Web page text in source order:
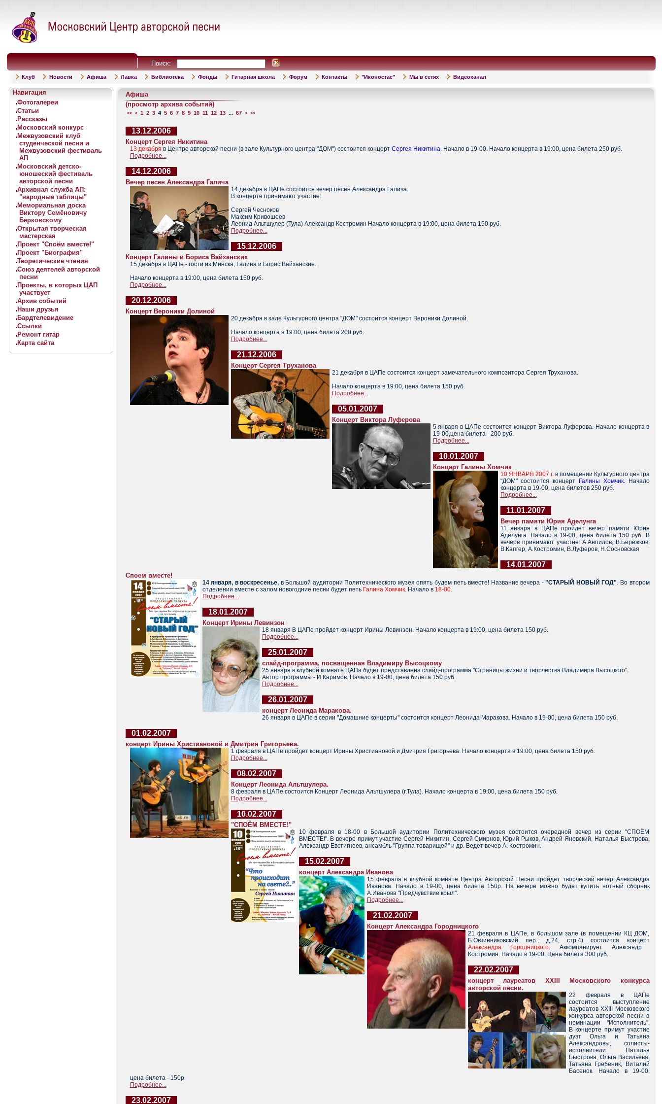
Поиск:
Клуб Новости Афиша Лавка Библиотека Фонды Гитарная школа Форум Контакты "Иконостас" Мы в сетях Видеоканал
Навигация
Фотогалереи
Статьи
Рассказы
Московский конкурс
Межвузовский клуб
студенческой песни и
Межвузовский фестиваль
АП
Московский детско-
юношеский фестиваль
авторской песни
Архивная служба АП:
"народные таблицы"
Мемориальная доска
Виктору Семёновичу
Берковскому
Открытая творческая
мастерская
Проект "Споём вместе!"
Проект "Биография"
Теоретические чтения
Союз деятелей авторской
песни
Проекты, в которых ЦАП
участвует
Архив событий
Наши друзья
Бардтелевидение
Ссылки
Ремонт гитар
Карта сайта
Афиша
(просмотр архива событий)
<< < 1 2 3 4 5 6 7 8 9 10 11 12 13 ... 67 > >>
13.12.2006
Концерт Сергея Никитина
13 декабря в Центре авторской песни (в зале Культурного центра "ДОМ") состоится концерт Сергея Никитина.Начало в 19-00. Начало концерта в 19:00, цена билета 250 руб.
Подробнее...
14.12.2006
Вечер песен Александра Галича
14 декабря в ЦАПе состоится вечер песен Александра Галича.
В концерте принимают участие:
Сергей Чесноков
Максим Кривошеев
Леонид Альтшулер (Тула) Александр Костромин Начало концерта в 19:00, цена билета 150 руб.
Подробнее...
15.12.2006
Концерт Галины и Бориса Вайханских
15 декабря в ЦАПе - гости из Минска, Галина и Борис Вайханские.
Начало концерта в 19:00, цена билета 150 руб.
Подробнее...
20.12.2006
Концерт Вероники Долиной
20 декабря в зале Культурного центра "ДОМ" состоится концерт Вероники Долиной.
Начало концерта в 19:00, цена билета 200 руб.
Подробнее...
21.12.2006
Концерт Сергея Труханова
21 декабря в ЦАПе состоится концерт замечательного композитора Сергея Труханова.
Начало концерта в 19:00, цена билета 150 руб.
Подробнее...
05.01.2007
Концерт Виктора Луферова
5 января в ЦАПе состоится концерт Виктора Луферова. Начало концерта в
19-00,цена билета - 200 руб.
Подробнее...
10.01.2007
Концерт Галины Хомчик
10 ЯНВАРЯ 2007 г.в помещении Культурного центра
"ДОМ" состоится концерт
Галины Хомчик.Начало
концерта в 19-00, цена билетов 250 руб.
Подробнее...
11.01.2007
Вечер памяти Юрия Аделунга
11 января в ЦАПе пройдет вечер памяти Юрия
Аделунга. Начало в 19-00, цена билета 150 руб. В
вечере принимают участие: А.Анпилов, В.Бережков,
В.Капгер, А.Костромин, В.Луферов, Н.Сосновская
14.01.2007
Споем вместе!
14 января, в воскресенье, в Большой аудитории Политехнического музея опять будем петь вместе! Название вечера -"СТАРЫЙ НОВЫЙ ГОД". Во втором
отделении вместе с залом новогодние песни будет петь Галина Хомчик. Начало в 18-00.
Подробнее...
18.01.2007
Концерт Ирины Левинзон
18 января В ЦАПе пройдет концерт Ирины Левинзон. Начало концерта в 19:00, цена билета 150 руб.
Подробнее...
25.01.2007
слайд-программа, посвященная Владимиру Высоцкому
25 января в клубной комнате ЦАПа будет представлена слайд-программа "Страницы жизни и творчества Владимира Высоцкого".
Автор программы - И.Каримов. Начало в 19-00, цена билета 150 руб.
Подробнее...
26.01.2007
концерт Леонида Маракова.
26 января в ЦАПе в серии "Домашние концерты" состоится концерт Леонида Маракова. Начало в 19-00, цена билета 150 руб.
01.02.2007
концерт Ирины Христиановой и Дмитрия Григорьева.
1 февраля в ЦАПе пройдет концерт Ирины Христиановой и Дмитрия Григорьева. Начало концерта в 19:00, цена билета 150 руб.
Подробнее...
08.02.2007
Концерт Леонида Альтшулера.
8 февраля в ЦАПе состоится Концерт Леонида Альтшулера (г.Тула). Начало концерта в 19:00, цена билета 150 руб.
Подробнее...
10.02.2007
"СПОЁМ ВМЕСТЕ!"
10 февраля в 18-00 в Большой аудитории Политехнического музея состоится очередной вечер из серии "СПОЁМ
ВМЕСТЕ!". В вечере примут участие Сергей Никитин, Сергей Смирнов, Юрий Рыков, Андрей Яновский, Наталья Быстрова,
Александр Евстигнеев, ансамбль "Группа товарищей" и др. Ведет вечер А. Костромин.
15.02.2007
концерт Александра Иванова
15 февраля в клубной комнате Центра Авторской Песни пройдет творческий вечер Александра
Иванова. Начало в 19-00, цена билета 150р. На вечере можно будет купить нотный сборник
А.Иванова "Предчувствие крыл".
Подробнее...
21.02.2007
Концерт Александра Городницкого
21 февраля в ЦАПе, в большом зале (в помещении КЦ ДОМ,
Б.Овчинниковский пер., д.24, стр.4) состоится концерт
Александра Городницкого. Аккомпанирует Александр
Костромин. Начало в 19-00. Цена билета 300 руб.
22.02.2007
концерт лауреатов XXIII Московского конкурса
авторской песни.
22 февраля в ЦАПе
состоится выступление
лауреатов XXIII Московского
конкурса авторской песни в
номинации "Исполнитель".
В концерте примут участие
дуэт Ольга и Татьяна
Александровы, солисты-
исполнители Наталья
Быстрова, Ольга Васильева,
Татьяна Гребеник, Виталий
Басенок. Начало в 19-00,
цена билета - 150р.
Подробнее...
23.02.2007